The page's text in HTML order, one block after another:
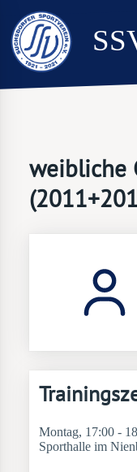
weibliche
Montag, 17:00 -
Sporthalle im